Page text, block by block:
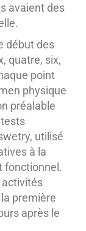
avaient des
début des
quatre, six,
point
physique
préalable
utilisé
à la
fonctionnel.
activités
première
après le